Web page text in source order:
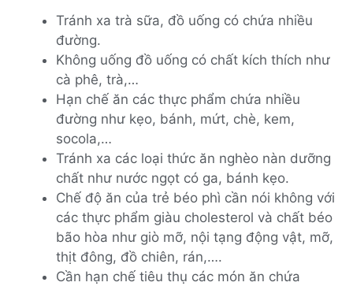
Tránh xa trà sữa, đồ uống có chứa nhiều
đường.
Không uống đồ uống có chất kích thích như
cà phê, trà,…
Hạn chế ăn các thực phẩm chứa nhiều
đường như kẹo, bánh, mứt, chè, kem,
socola,…
Tránh xa các loại thức ăn nghèo nàn dưỡng
chất như nước ngọt có ga, bánh kẹo.
Chế độ ăn của trẻ béo phì cần nói không với
các thực phẩm giàu cholesterol và chất béo
bão hòa như giò mỡ, nội tạng động vật, mỡ,
thịt đông, đồ chiên, rán,….
Cần hạn chế tiêu thụ các món ăn chứa